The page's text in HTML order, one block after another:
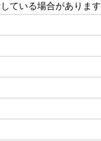
ている場合があります